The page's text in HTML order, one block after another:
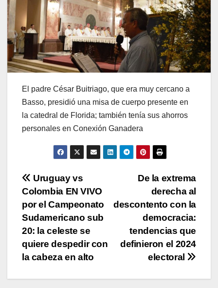
El padre César Buitriago, que era muy cercano a
Basso, presidió una misa de cuerpo presente en
la catedral de Florida; también tenía sus ahorros
personales en Conexión Ganadera
Navegación
de
entradas
De la extrema
derecha al
descontento con la
democracia:
tendencias que
definieron el 2024
electoral
Uruguay vs
Colombia EN VIVO
por el Campeonato
Sudamericano sub
20: la celeste se
quiere despedir con
la cabeza en alto